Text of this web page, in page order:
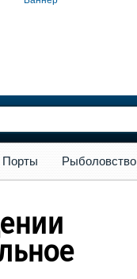
Порты Рыболовство